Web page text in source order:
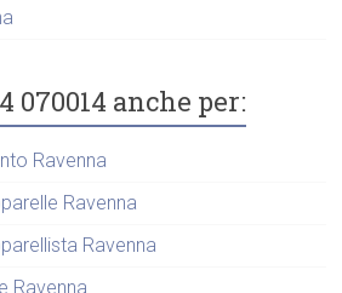
070014 anche per:
Ravenna
Ravenna
Ravenna
Ravenna